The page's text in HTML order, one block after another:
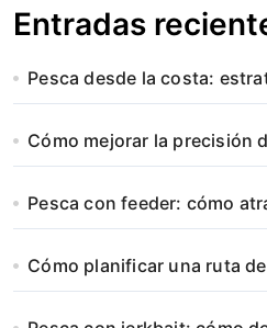
Entradas
Pesca desde la costa:
Cómo mejorar la precisión
Pesca con feeder: cómo
Cómo planificar una ruta